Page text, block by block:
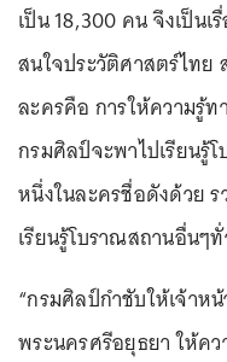
เป็น 18,300 คน จึงเป็น
สนใจประวัติศาสตร์ไท
ละครคือ การให้ความรู้
กรมศิลป์จะพาไปเรียนรู้
หนึ่งในละครชื่อดังด้วย
เรียนรู้โบราณสถานอื่นๆ
“กรมศิลป์กำชับให้เจ้าห
พระนครศรีอยุธยา ให้ค